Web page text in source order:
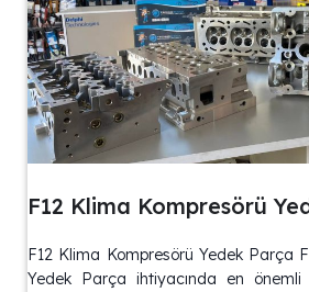
F12 Klima Kompresörü
F12 Klima Kompresörü Yedek Parça
Yedek Parça ihtiyacında en önemli